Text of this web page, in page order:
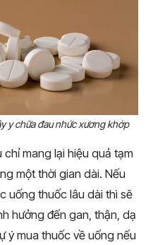
y chữa đau nhức xương khớp
mang lại hiệu quả tạm
một thời gian dài. Nếu
uống thuốc lâu dài thì sẽ
hưởng đến gan, thận, dạ
ý mua thuốc về uống nếu